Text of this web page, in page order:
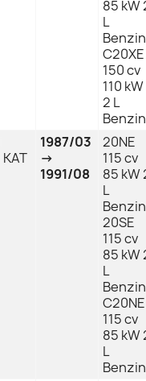
85 kW
L
C20XE
150 cv
110 kW
2 L
1987/03
→
1991/08
20NE
115 cv
85 kW
L
20SE
115 cv
85 kW
L
C20NE
115 cv
85 kW
L